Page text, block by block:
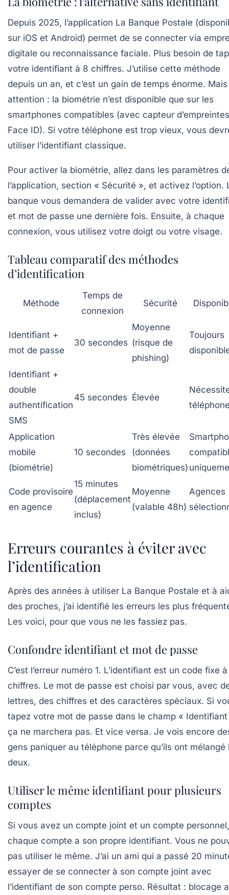
Depuis 2025, l’application La Banque Postale
sur iOS et Android) permet de se connecter via
digitale ou reconnaissance faciale. Plus besoin de
votre identifiant à 8 chiffres. J’utilise cette méthode
depuis un an, et c’est un gain de temps énorme. Mais
attention : la biométrie n’est disponible que sur les
smartphones compatibles (avec capteur
Face ID). Si votre téléphone est trop vieux, vous
utiliser l’identifiant classique.
Pour activer la biométrie, allez dans les paramètres
l’application, section « Sécurité », et activez l’option.
banque vous demandera de valider avec votre
et mot de passe une dernière fois. Ensuite, à chaque
connexion, vous utilisez votre doigt ou votre visage.
Tableau comparatif des méthodes
d’identification
Méthode
Temps de
connexion
Sécurité
Identifiant +
mot de passe
30 secondes
Moyenne
(risque de
phishing)
Toujours
Identifiant +
double
authentification
SMS
45 secondes Élevée
Application
mobile
(biométrie)
10 secondes
Très élevée
(données
biométriques)
Code provisoire
en agence
15 minutes
(déplacement
inclus)
Moyenne
(valable 48h)
Agences
Erreurs courantes à éviter avec
l’identification
Après des années à utiliser La Banque Postale et à
des proches, j’ai identifié les erreurs les plus
Les voici, pour que vous ne les fassiez pas.
Confondre identifiant et mot de passe
C’est l’erreur numéro 1. L’identifiant est un code fixe
chiffres. Le mot de passe est choisi par vous, avec
lettres, des chiffres et des caractères spéciaux. Si
tapez votre mot de passe dans le champ «
ça ne marchera pas. Et vice versa. Je vois encore
gens paniquer au téléphone parce qu’ils ont mélangé
deux.
Utiliser le même identifiant pour plusieurs
comptes
Si vous avez un compte joint et un compte personnel,
chaque compte a son propre identifiant. Vous ne
pas utiliser le même. J’ai un ami qui a passé 20
essayer de se connecter à son compte joint avec
l’identifiant de son compte perso. Résultat : blocage